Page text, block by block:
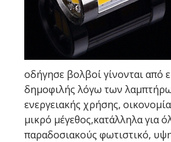
οδήγησε βολβοί γίνονται από
δημοφιλής λόγω των
ενεργειακής χρήσης,
μικρό μέγεθος,κατάλληλα για
παραδοσιακούς φωτιστικό,